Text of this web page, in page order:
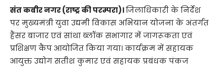
संत कबीर नगर (राष्ट्र की परम्परा)।जिलाधिकारी के निर्देश
पर मुख्यमंत्री युवा उद्यमी विकास अभियान योजना के अंतर्गत
हैंसर बाजार एवं सांथा ब्लॉक सभागार में जागरूकता एवं
प्रशिक्षण कैंप आयोजित किया गया। कार्यक्रम में सहायक
आयुक्त उद्योग सतीश कुमार एवं सहायक प्रबंधक पंकज